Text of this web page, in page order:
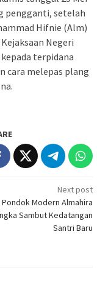
pengganti, setelah
Hifnie (Alm)
Negeri
terpidana
cara melepas plang
Next post
Pondok Modern Almahira
Sambut Kedatangan
Santri Baru